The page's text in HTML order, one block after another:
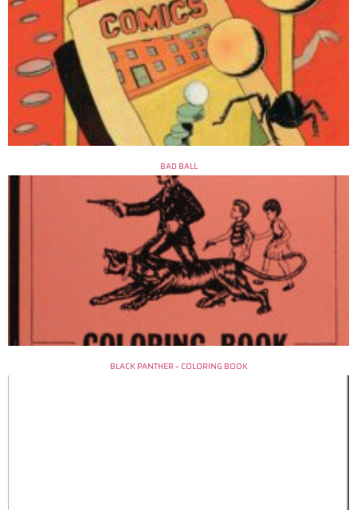
BAD BALL
BLACK PANTHER – COLORING BOOK